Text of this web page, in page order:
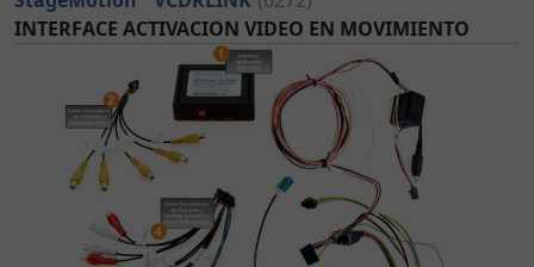
INTERFACE ACTIVACION VIDEO EN MOVIMIENTO